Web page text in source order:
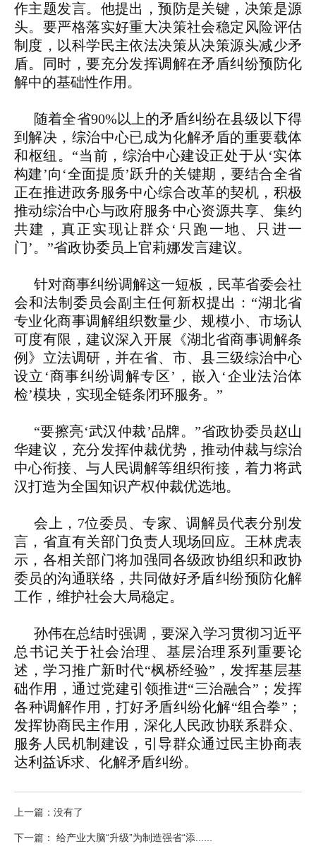
作主题发言。他提出，预防是关键，决策是源
头。要严格落实好重大决策社会稳定风险评估
制度，以科学民主依法决策从决策源头减少矛
盾。同时，要充分发挥调解在矛盾纠纷预防化
解中的基础性作用。
随着全省90%以上的矛盾纠纷在县级以下得
到解决，综治中心已成为化解矛盾的重要载体
和枢纽。“当前，综治中心建设正处于从‘实体
构建’向‘全面提质’跃升的关键期，要结合全省
正在推进政务服务中心综合改革的契机，积极
推动综治中心与政府服务中心资源共享、集约
共建，真正实现让群众‘只跑一地、只进一
门’。”省政协委员上官莉娜发言建议。
针对商事纠纷调解这一短板，民革省委会社
会和法制委员会副主任何新权提出：“湖北省
专业化商事调解组织数量少、规模小、市场认
可度有限，建议深入开展《湖北省商事调解条
例》立法调研，并在省、市、县三级综治中心
设立‘商事纠纷调解专区’，嵌入‘企业法治体
检’模块，实现全链条闭环服务。”
“要擦亮‘武汉仲裁’品牌。”省政协委员赵山
华建议，充分发挥仲裁优势，推动仲裁与综治
中心衔接、与人民调解等组织衔接，着力将武
汉打造为全国知识产权仲裁优选地。
会上，7位委员、专家、调解员代表分别发
言，省直有关部门负责人现场回应。王林虎表
示，各相关部门将加强同各级政协组织和政协
委员的沟通联络，共同做好矛盾纠纷预防化解
工作，维护社会大局稳定。
孙伟在总结时强调，要深入学习贯彻习近平
总书记关于社会治理、基层治理系列重要论
述，学习推广新时代“枫桥经验”，发挥基层基
础作用，通过党建引领推进“三治融合”；发挥
各种调解作用，打好矛盾纠纷化解“组合拳”；
发挥协商民主作用，深化人民政协联系群众、
服务人民机制建设，引导群众通过民主协商表
达利益诉求、化解矛盾纠纷。
上一篇：没有了
下一篇： 给产业大脑“升级”为制造强省“添......